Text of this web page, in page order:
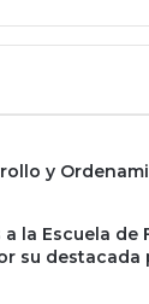
y
la Escuela de
su